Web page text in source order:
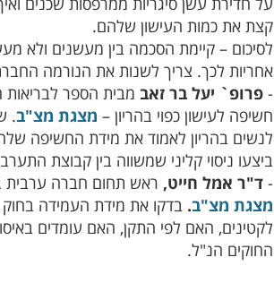
קצת את כמות העישון שלהם.
לסיכום – קיימת הסכמה בין מעשנים ולא
אחריות לכך. צריך לשנות את הנורמה
-פרופ` יעל בר זאב מבית הספר לבריאות
חשיפה לעישון כפוי בהריון – מצגת מצ"ב.
לנשים בהריון לאמוד את מידת החשיפה
ביצעו ניסוי קליני שמשווה בין קבוצת
-ד"ר אמל חייט, ראש תחום חברה ערבית
מצגת מצ"ב.
החוקים הנ"ל.